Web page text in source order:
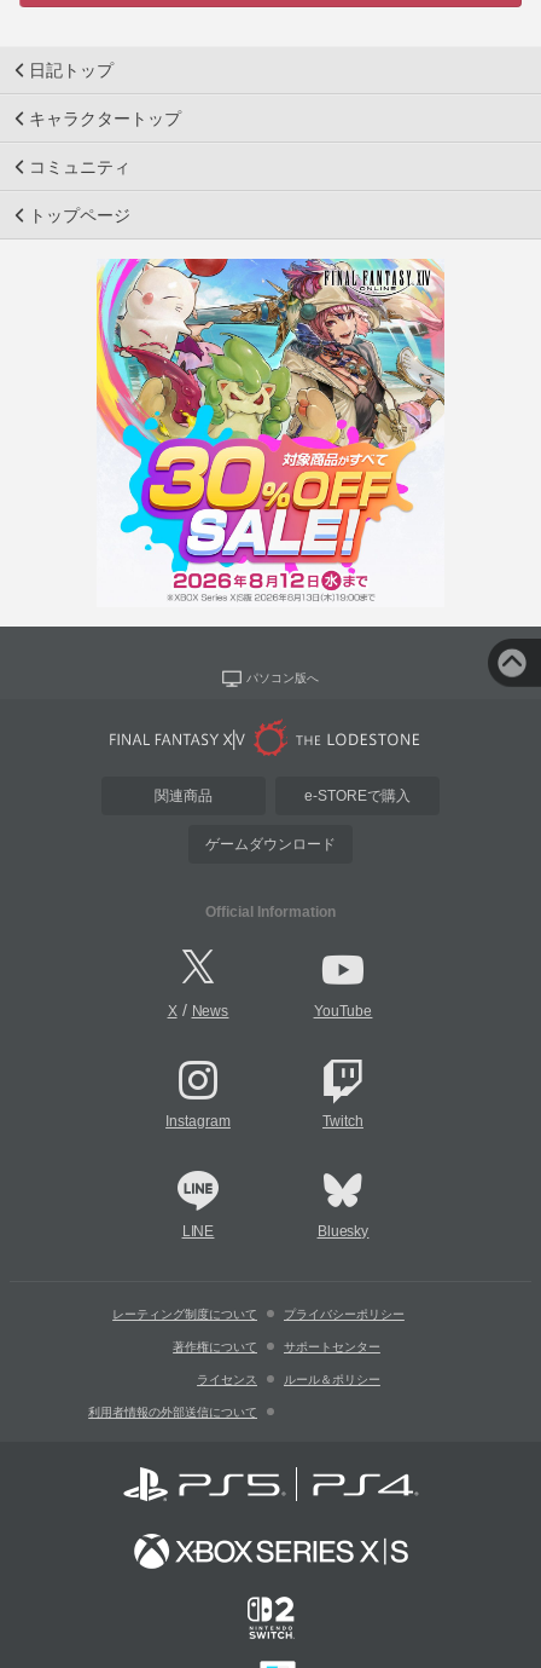
日記トップ
キャラクタートップ
コミュニティ
トップページ
パソコン版へ
関連商品 e-STOREで購入
ゲームダウンロード
Official Information
X/ News YouTube
Instagram Twitch
LINE Bluesky
レーティング制度について プライバシーポリシー
著作権について サポートセンター
ライセンス ルール＆ポリシー
利用者情報の外部送信について